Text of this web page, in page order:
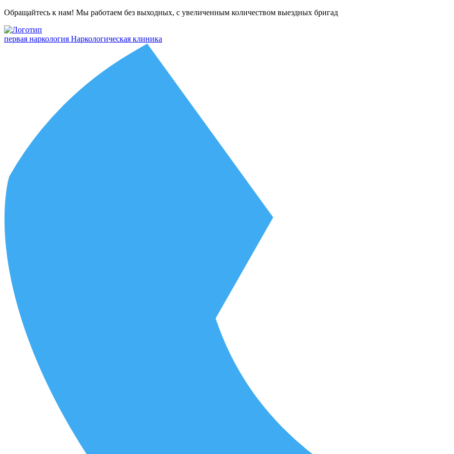
Обращайтесь к нам! Мы работаем без выходных, с увеличенным количеством выездных бригад
первая наркология Наркологическая клиника